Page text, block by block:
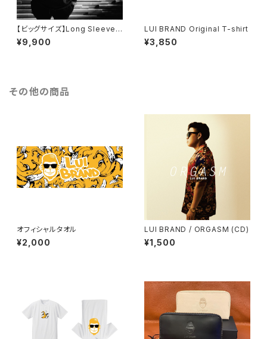
【ビッグサイズ】Long Sleeve
Tee
¥9,900
LUI BRAND Original T-shirt
¥3,850
その他の商品
オフィシャルタオル
¥2,000
LUI BRAND / ORGASM (CD)
¥1,500